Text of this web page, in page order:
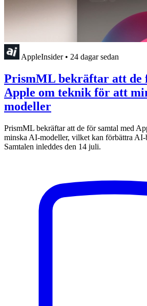
AppleInsider • 24 dagar sedan
PrismML bekräftar att de
Apple om teknik för att
modeller
PrismML bekräftar att de för samtal med
minska AI-modeller, vilket kan förbättra AI-
Samtalen inleddes den 14 juli.